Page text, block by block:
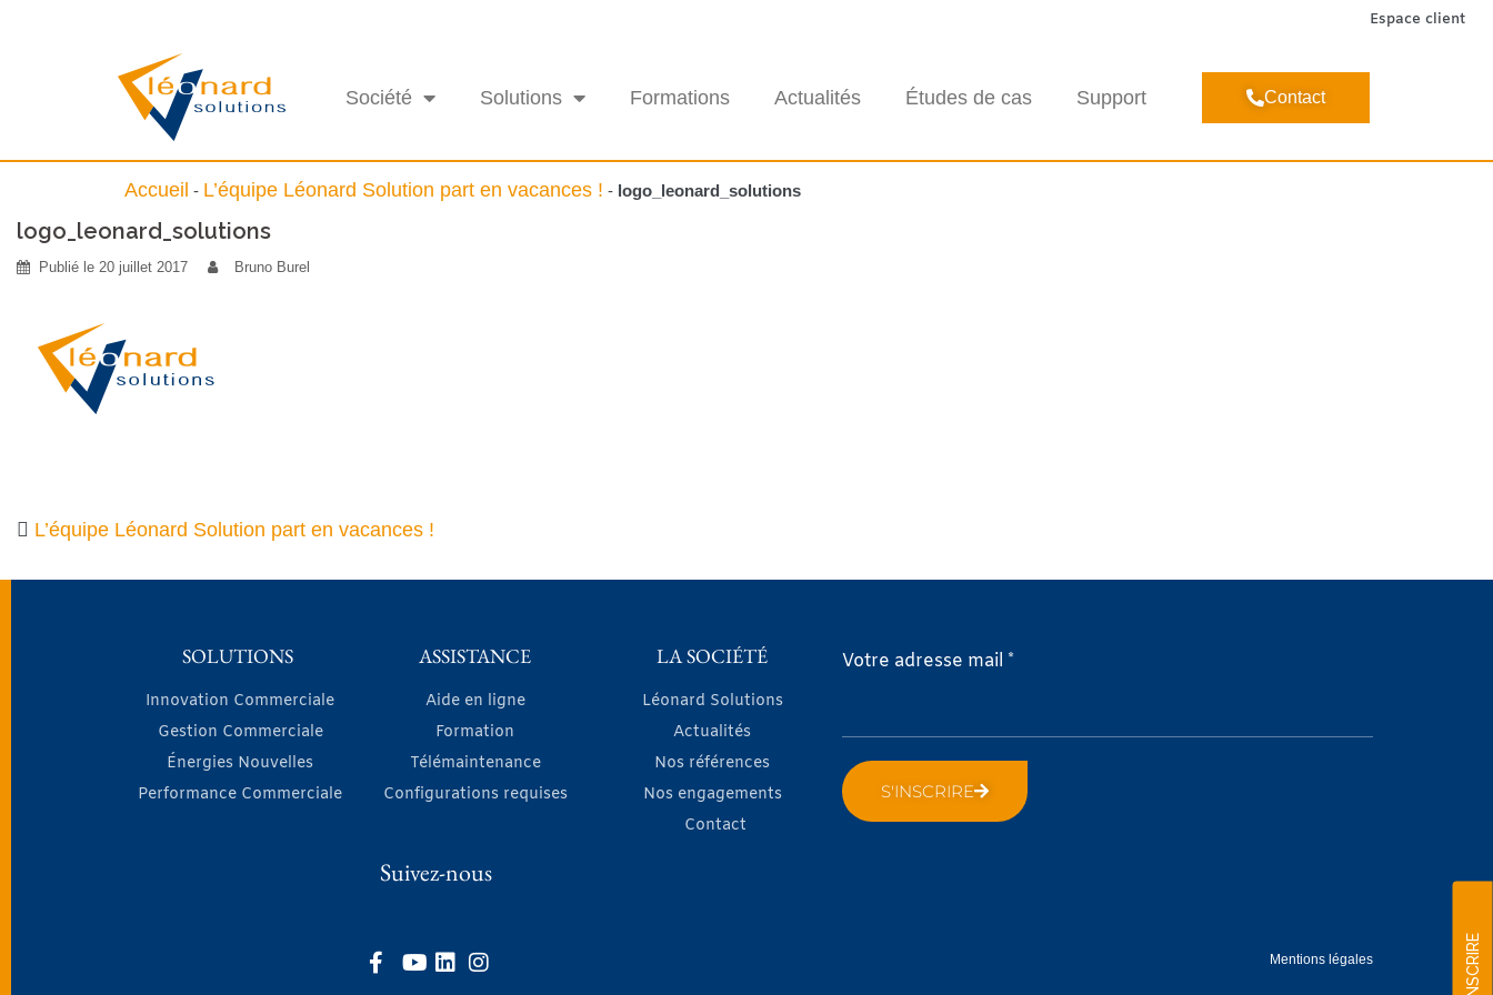
Espace client
Société Solutions Formations Actualités Études de cas Support Contact
Accueil - L’équipe Léonard Solution part en vacances ! - logo_leonard_solutions
logo_leonard_solutions
Publié le 20 juillet 2017 Bruno Burel
L’équipe Léonard Solution part en vacances !
SOLUTIONS
Innovation Commerciale
Gestion Commerciale
Énergies Nouvelles
Performance Commerciale
ASSISTANCE
Aide en ligne
Formation
Télémaintenance
Configurations requises
LA SOCIÉTÉ
Léonard Solutions
Actualités
Nos références
Nos engagements
Contact
Votre adresse mail *
S'INSCRIRE
Suivez-nous
Mentions légales S'INSCRIRE